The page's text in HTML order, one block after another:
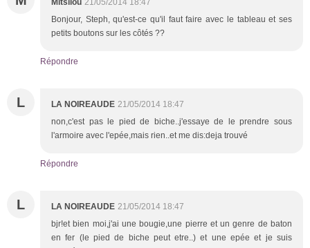
Bonjour, Steph, qu'est-ce qu'il faut faire avec le tableau et ses
petits boutons sur les côtés ??
Répondre
L LA NOIREAUDE 21/05/2014 18:47
non,c'est pas le pied de biche..j'essaye de le prendre sous
l'armoire avec l'epée,mais rien..et me dis:deja trouvé
Répondre
L LA NOIREAUDE 21/05/2014 18:47
bjr!et bien moi,j'ai une bougie,une pierre et un genre de baton
en fer (le pied de biche peut etre..) et une epée et je suis